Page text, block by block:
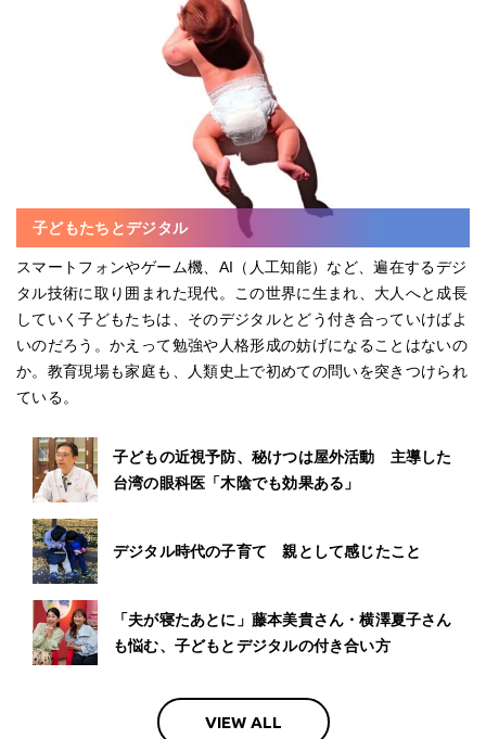
子どもたちとデジタル
スマートフォンやゲーム機、AI（人工知能）など、遍在するデジ
タル技術に取り囲まれた現代。この世界に生まれ、大人へと成長
していく子どもたちは、そのデジタルとどう付き合っていけばよ
いのだろう。かえって勉強や人格形成の妨げになることはないの
か。教育現場も家庭も、人類史上で初めての問いを突きつけられ
ている。
子どもの近視予防、秘けつは屋外活動 主導した
台湾の眼科医「木陰でも効果ある」
デジタル時代の子育て 親として感じたこと
「夫が寝たあとに」藤本美貴さん・横澤夏子さん
も悩む、子どもとデジタルの付き合い方
VIEW ALL